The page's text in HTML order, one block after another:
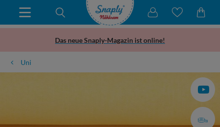
Das neue Snaply-Magazin ist online!
Uni